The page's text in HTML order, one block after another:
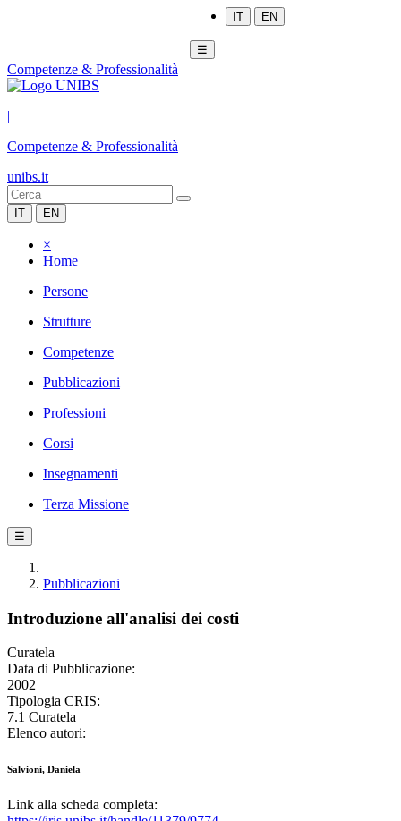
IT EN
☰
Competenze & Professionalità
|
Competenze & Professionalità
unibs.it
IT EN
×
Home
Persone
Strutture
Competenze
Pubblicazioni
Professioni
Corsi
Insegnamenti
Terza Missione
☰
Pubblicazioni
Introduzione all'analisi dei costi
Curatela
Data di Pubblicazione:
2002
Tipologia CRIS:
7.1 Curatela
Elenco autori:
Salvioni, Daniela
Link alla scheda completa: